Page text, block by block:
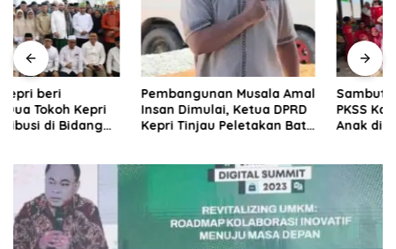
Pembangunan Musala Amal
Insan Dimulai, Ketua DPRD
Kepri Tinjau Peletakan Batu
Sambut HUT ke-81 RI, DPD
PKSS Karimun Gelar Lomba
Anak di Pantai Ketam